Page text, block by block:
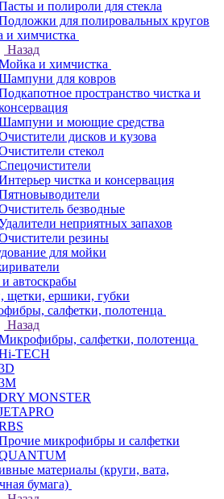
и полироли для стекла
для полировальных кругов
и химчистка
Назад
и химчистка
для ковров
пространство чистка и
и моющие средства
дисков и кузова
стекол
чистка и консервация
безводные
неприятных запахов
резины
для мойки
автоскрабы
щетки, ершики, губки
салфетки, полотенца
Назад
салфетки, полотенца
TECH
MONSTER
микрофибры и салфетки
материалы (круги, вата,
бумага)